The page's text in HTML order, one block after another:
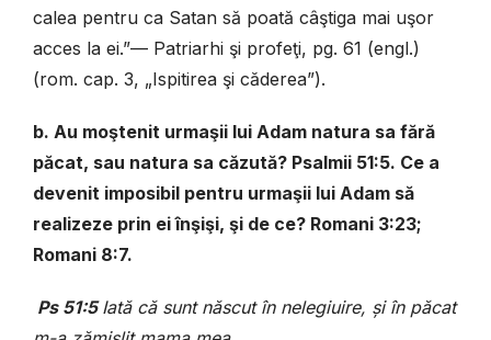
calea pentru ca Satan să poată câştiga mai uşor
acces la ei.”— Patriarhi şi profeţi, pg. 61 (engl.)
(rom. cap. 3, „Ispitirea şi căderea”).
b. Au moştenit urmaşii lui Adam natura sa fără
păcat, sau natura sa căzută? Psalmii 51:5. Ce a
devenit imposibil pentru urmaşii lui Adam să
realizeze prin ei înşişi, şi de ce? Romani 3:23;
Romani 8:7.
Ps 51:5Iată că sunt născut în nelegiuire, şi în păcat